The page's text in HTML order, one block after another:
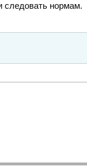
следовать нормам.